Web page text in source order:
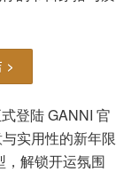
>
登陆 GANNI 官
实用性的新年限
，解锁开运氛围